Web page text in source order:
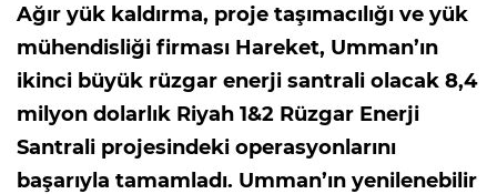
Ağır yük kaldırma, proje taşımacılığı ve yük
mühendisliği firması Hareket, Umman’ın
ikinci büyük rüzgar enerji santrali olacak 8,4
milyon dolarlık Riyah 1&2 Rüzgar Enerji
Santrali projesindeki operasyonlarını
başarıyla tamamladı. Umman’ın yenilenebilir